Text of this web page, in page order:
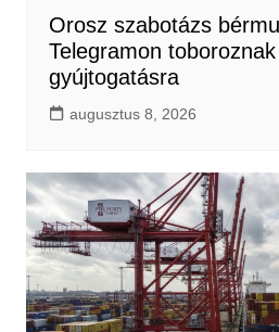
Orosz szabotázs
Telegramon
gyújtogatásra
augusztus 8, 2026